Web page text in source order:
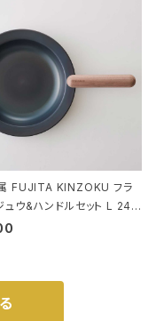
FUJITA KINZOKU フラ
ュウ&ハンドルセット L 24c
・IH対応 鉄フライパン ウォ